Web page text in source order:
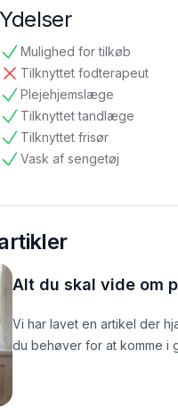
Ydelser
Mulighed for tilkøb
tilgængelig
Tilknyttet fodterapeut
ikke tilgængelig
Plejehjemslæge
tilgængelig
Tilknyttet tandlæge
tilgængelig
Tilknyttet frisør
tilgængelig
Vask af sengetøj
tilgængelig
Alt du skal vide om
Vi har lavet en artikel der
du behøver for at komme i